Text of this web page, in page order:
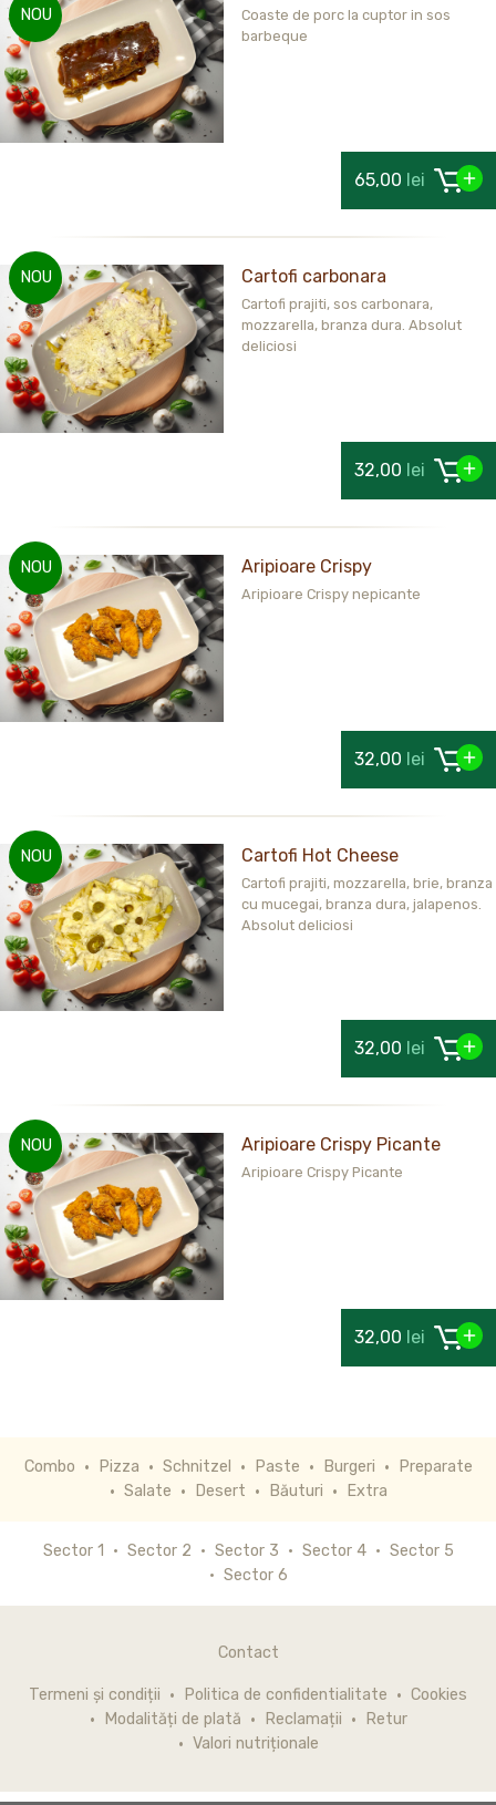
NOU
Coaste de porc la cuptor in sos
barbeque
65,00 lei
NOU Cartofi carbonara
Cartofi prajiti, sos carbonara,
mozzarella, branza dura. Absolut
deliciosi
32,00 lei
NOU Aripioare Crispy
Aripioare Crispy nepicante
32,00 lei
NOU Cartofi Hot Cheese
Cartofi prajiti, mozzarella, brie, branza
cu mucegai, branza dura, jalapenos.
Absolut deliciosi
32,00 lei
NOU Aripioare Crispy Picante
Aripioare Crispy Picante
32,00 lei
Combo Pizza Schnitzel Paste Burgeri
Preparate
Salate
Desert Băuturi Extra
Sector 1 Sector 2 Sector 3 Sector 4
Sector 5
Sector 6
Contact
Termeni și condiții Politica de confidentialitate
Cookies
Modalități de plată
Reclamații
Retur
Valori nutriționale